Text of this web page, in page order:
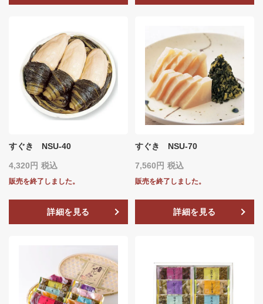
すぐき NSU-40
4,320 税込
販売を終了しました。
詳細を見る
すぐき NSU-70
7,560 税込
販売を終了しました。
詳細を見る